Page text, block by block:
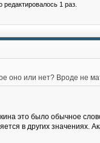
редактировалось 1 раз.
оно или нет? Вроде не
это было обычное
в других значениях.